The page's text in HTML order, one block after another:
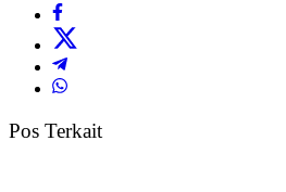
Pos Terkait